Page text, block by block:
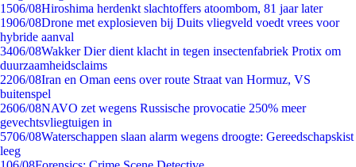
1506/08Hiroshima herdenkt slachtoffers atoombom, 81 jaar later
1906/08Drone met explosieven bij Duits vliegveld voedt vrees voor
hybride aanval
3406/08Wakker Dier dient klacht in tegen insectenfabriek Protix om
duurzaamheidsclaims
2206/08Iran en Oman eens over route Straat van Hormuz, VS
buitenspel
2606/08NAVO zet wegens Russische provocatie 250% meer
gevechtsvliegtuigen in
5706/08Waterschappen slaan alarm wegens droogte: Gereedschapskist
leeg